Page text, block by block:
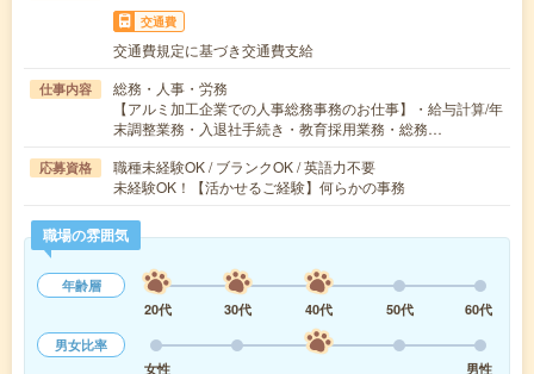
交通費
交通費規定に基づき交通費支給
仕事内容
総務・人事・労務
【アルミ加工企業での人事総務事務のお仕事】・給与計算/年
末調整業務・入退社手続き・教育採用業務・総務…
応募資格
職種未経験OK / ブランクOK / 英語力不要
未経験OK！【活かせるご経験】何らかの事務
職場の雰囲気
年齢層
20代
30代 40代 50代
60代
男女比率
女性
男性